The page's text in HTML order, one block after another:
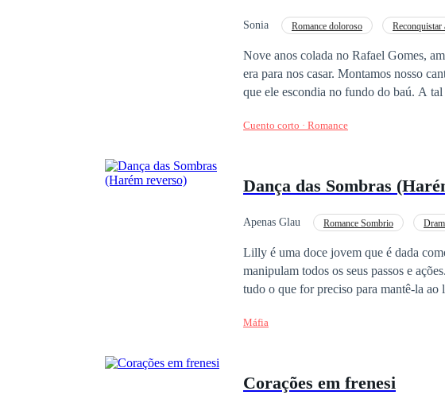
Sonia Romance doloroso Reconquistar
Nove anos colada no Rafael Gomes,
era para nos casar. Montamos nosso cantinho, planejando altar e aliança, quando uma festa besta escancarou o
que ele escondia no fundo do baú. A tal
noite, engoli seco. Cansei de ser
Cuento corto · Romance
Dança das Sombras
Apenas Glau Romance Sombrio
Lilly é uma doce jovem que é dada
manipulam todos os seus passos e
tudo o que for preciso para mantê-la ao
Máfia
Corações em frenesi